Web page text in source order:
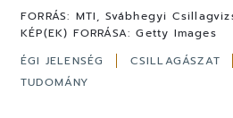
FORRÁS: MTI, Svábhegyi
KÉP(EK) FORRÁSA: Getty Images
ÉGI JELENSÉG
CSILLAGÁSZAT
TUDOMÁNY